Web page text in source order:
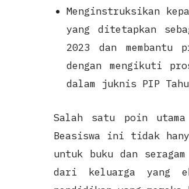
Menginstruksikan
yang ditetapkan
2023 dan
dengan mengikuti
dalam juknis PIP
Salah satu poin
Beasiswa ini tidak
untuk buku dan
dari keluarga yang